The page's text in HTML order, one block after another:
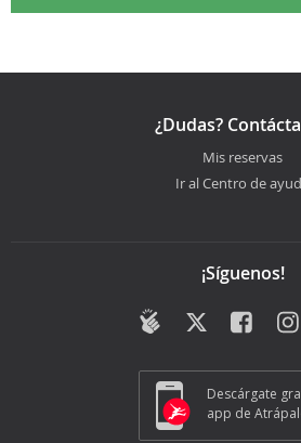
¿Dudas?
Mis reservas
Ir al Centro de
¡Síguenos!
Descárgate
app de